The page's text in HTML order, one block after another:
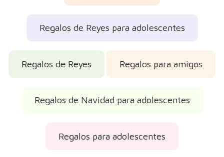
Regalos de Reyes para adolescentes
Regalos de Reyes Regalos para amigos
Regalos de Navidad para adolescentes
Regalos para adolescentes